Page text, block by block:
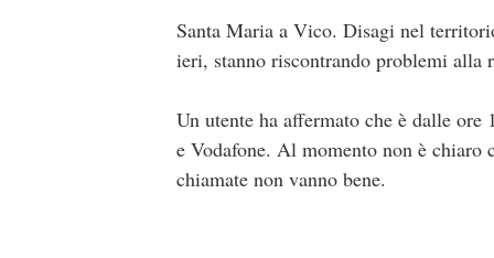
Santa Maria a Vico. Disagi nel
ieri, stanno riscontrando problemi alla
Un utente ha affermato che è dalle
e Vodafone. Al momento non è chiaro
chiamate non vanno bene.